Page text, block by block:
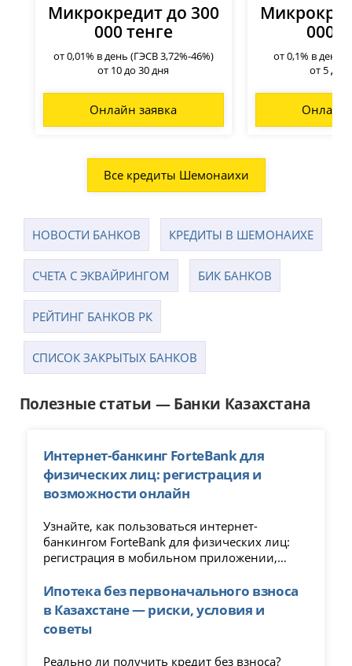
Микрокредит до 300
000 тенге
от 0,01% в день (ГЭСВ 3,72%-46%)
от 10 до 30 дня
Онлайн заявка
000
от 0,1% в день
от 5 до
Онлайн
Все кредиты Шемонаихи
НОВОСТИ БАНКОВ КРЕДИТЫ В ШЕМОНАИХЕ
СЧЕТА С ЭКВАЙРИНГОМ БИК БАНКОВ
РЕЙТИНГ БАНКОВ РК
CПИСОК ЗАКРЫТЫХ БАНКОВ
Полезные статьи — Банки Казахстана
Интернет-банкинг ForteBank для
физических лиц: регистрация и
возможности онлайн
Узнайте, как пользоваться интернет-
банкингом ForteBank для физических лиц:
регистрация в мобильном приложении,
управление счетами онлайн.
Ипотека без первоначального взноса
в Казахстане — риски, условия и
советы
Реально ли получить кредит без взноса?